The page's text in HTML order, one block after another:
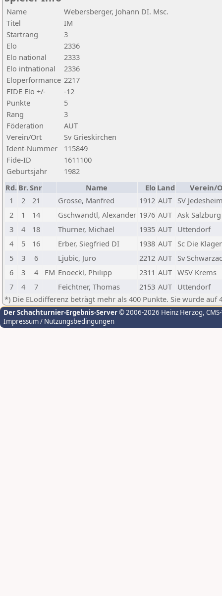
Name
Webersberger, Johann DI. Msc.
Titel
IM
Startrang
3
Elo
2336
Elo national
2333
Elo intnational
2336
Eloperformance 2217
FIDE Elo +/-
-12
Punkte
5
Rang
3
Föderation
AUT
Verein/Ort
Sv Grieskirchen
Ident-Nummer
115849
Fide-ID
1611100
Geburtsjahr
1982
Rd. Br.Snr Name Elo Land
Verein/
1
2 21 Grosse, Manfred 1912 AUT SV
2
1 14 Gschwandtl, Alexander 1976 AUT Ask Salzburg
3
4 18 Thurner, Michael 1935 AUT Uttendorf
4
5 16 Erber, Siegfried DI 1938 AUT Sc Die
5
3 6 Ljubic, Juro 2212 AUT Sv
6
3 4 FM Enoeckl, Philipp 2311 AUT WSV Krems
7
4 7 Feichtner, Thomas 2153 AUT Uttendorf
*) Die ELodifferenz beträgt mehr als 400 Punkte. Sie wurde auf
Der Schachturnier-Ergebnis-Server© 2006-2026 Heinz Herzog,
Impressum / Nutzungsbedingungen